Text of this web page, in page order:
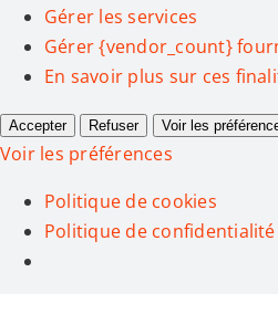
Gérer les services
Gérer {vendor_count}
En savoir plus sur ces
Accepter Refuser Voir les
Voir les préférences
Politique de cookies
Politique de confidentialité